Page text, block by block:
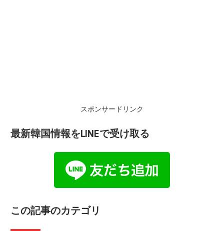
スポンサードリンク
最新韓国情報をLINEで受け取る
この記事のカテゴリ